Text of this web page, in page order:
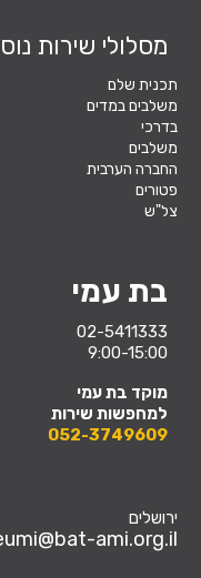
בת עמי
02-5411333
9:00-15:00
מוקד בת עמי
למחפשות שירות
052-3749609
מסלולי שירות
תכנית שלם
משלבים במדים
בדרכי
משלבים
החברה הערבית
פטורים
צל"ש
ירושלים
ami.org.il